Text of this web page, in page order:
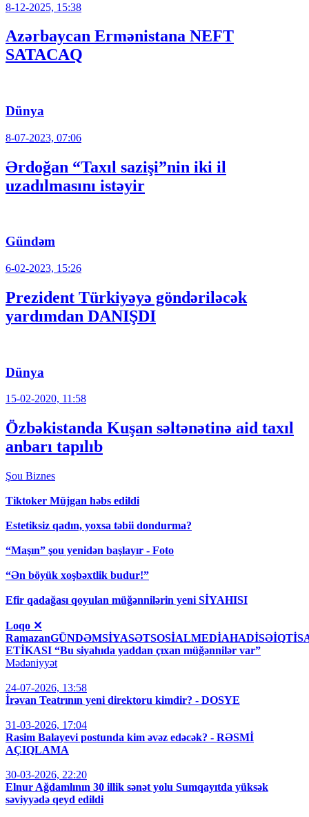
8-12-2025, 15:38
Azərbaycan Ermənistana NEFT
SATACAQ
Dünya
8-07-2023, 07:06
Ərdoğan “Taxıl sazişi”nin iki il
uzadılmasını istəyir
Gündəm
6-02-2023, 15:26
Prezident Türkiyəyə göndəriləcək
yardımdan DANIŞDI
Dünya
15-02-2020, 11:58
Özbəkistanda Kuşan səltənətinə aid taxıl
anbarı tapılıb
Şou Biznes
Tiktoker Müjgan həbs edildi
Estetiksiz qadın, yoxsa təbii dondurma?
“Maşın” şou yenidən başlayır - Foto
“Ən böyük xoşbəxtlik budur!”
Efir qadağası qoyulan müğənnilərin yeni SİYAHISI
Loqo ✕
ETİKASI “Bu siyahıda yaddan çıxan müğənnilər var”
Mədəniyyət
24-07-2026, 13:58
İrəvan Teatrının yeni direktoru kimdir? - DOSYE
31-03-2026, 17:04
Rasim Balayevi postunda kim əvəz edəcək? - RƏSMİ
AÇIQLAMA
30-03-2026, 22:20
Elnur Ağdamlının 30 illik sənət yolu Sumqayıtda yüksək
səviyyədə qeyd edildi